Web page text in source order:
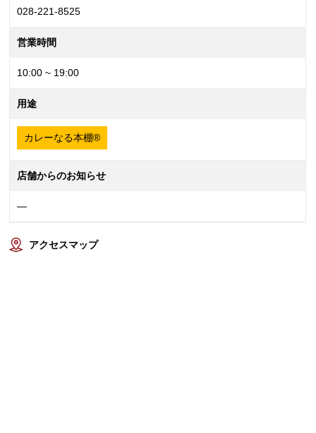
028-221-8525
営業時間
10:00 ~ 19:00
用途
カレーなる本棚®
店舗からのお知らせ
—
アクセスマップ